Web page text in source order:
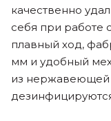
качественно
себя при работе
плавный ход,
мм и удобный
из нержавеющей